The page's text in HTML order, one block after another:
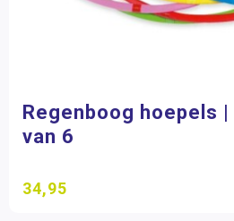
Regenboog hoepels
van 6
34,95